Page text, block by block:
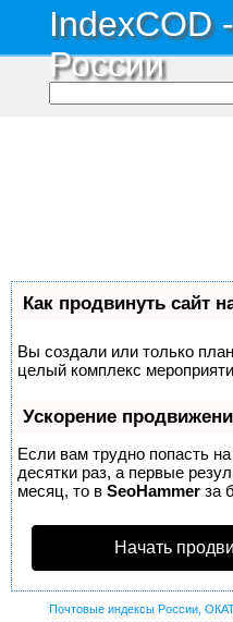
IndexCOD
России
Как продвинуть сайт
Вы создали или только
целый комплекс
Ускорение
Если вам трудно попасть
десятки раз, а первые
месяц, то в SeoHammer за
Начать
Почтовые индексы России,